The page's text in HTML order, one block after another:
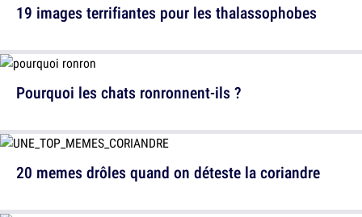
19 images terrifiantes pour les thalassophobes
20 memes drôles quand on déteste la coriandre
Pourquoi les chats ronronnent-ils ?